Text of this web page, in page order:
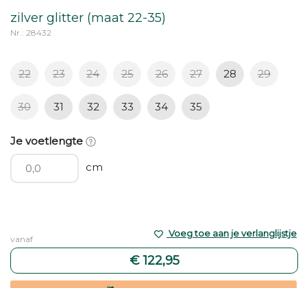
zilver glitter (maat 22-35)
Nr.: 28432
22 23 24 25 26 27 28 29
30 31 32 33 34 35
Je voetlengte
cm
vanaf
€ 122,95
Voeg toe aan je verlanglijstje